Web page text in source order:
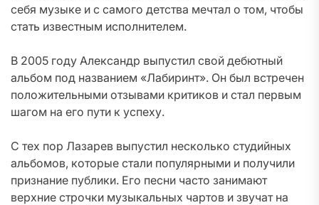
себя музыке и с самого детства мечтал о том, чтобы
стать известным исполнителем.
В 2005 году Александр выпустил свой дебютный
альбом под названием «Лабиринт». Он был встречен
положительными отзывами критиков и стал первым
шагом на его пути к успеху.
С тех пор Лазарев выпустил несколько студийных
альбомов, которые стали популярными и получили
признание публики. Его песни часто занимают
верхние строчки музыкальных чартов и звучат на